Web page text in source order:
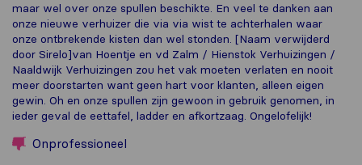
maar wel over onze spullen beschikte. En veel te danken aan
onze nieuwe verhuizer die via via wist te achterhalen waar
onze ontbrekende kisten dan wel stonden. [Naam verwijderd
door Sirelo]van Hoentje en vd Zalm / Hienstok Verhuizingen /
Naaldwijk Verhuizingen zou het vak moeten verlaten en nooit
meer doorstarten want geen hart voor klanten, alleen eigen
gewin. Oh en onze spullen zijn gewoon in gebruik genomen, in
ieder geval de eettafel, ladder en afkortzaag. Ongelofelijk!
Onprofessioneel